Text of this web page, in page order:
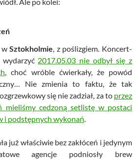
wSztokholmie , z poślizgiem. Koncert-
2017.05.03 nie odbył się z
, choć wróble ćwierkały, że powód
Nie zmienia to faktu, że tak
się nie zadział, za to przez
mieliśmy cedzoną setlistę w postaci
i podstępnych wykonań
już właściwie bez zakłóceń i jedynym
agencje podniosły brew